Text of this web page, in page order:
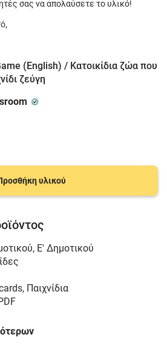
σας να απολαύσετε το υλικό!
(English) / Κατοικίδια ζώα που
ζεύγη
υλικού
, Ε' Δημοτικού
Παιχνίδια